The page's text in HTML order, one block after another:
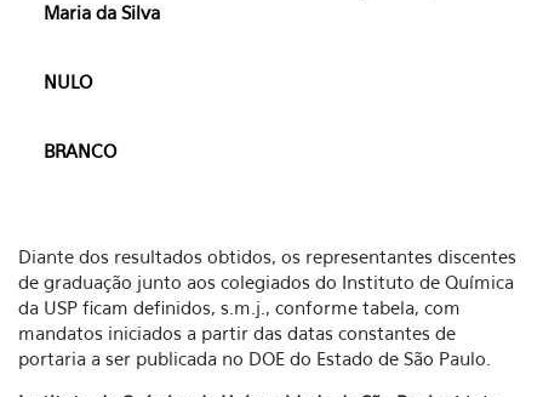
Maria da Silva
NULO
BRANCO
Diante dos resultados obtidos, os representantes discentes
de graduação junto aos colegiados do Instituto de Química
da USP ficam definidos, s.m.j., conforme tabela, com
mandatos iniciados a partir das datas constantes de
portaria a ser publicada no DOE do Estado de São Paulo.